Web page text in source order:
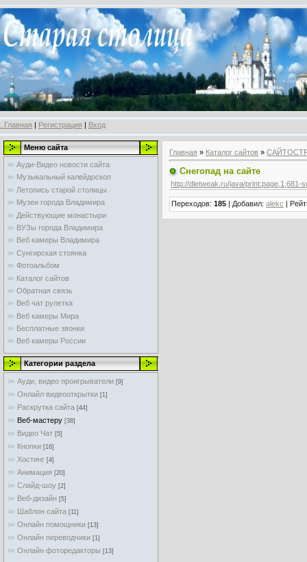
..Главная | Регистрация | Вход
Меню сайта
Ауди-Видео новости сайта
Музыкальный калейдоскоп
Летопись старой столицы
Музеи города Владимира
Действующие монастыри
ВУЗы города Владимира
Веб камеры Владимира
Сунгирская стоянка
Фотоальбом
Каталог сайтов
Обратная связь
Веб чат рулетка
Веб камеры Мира
Бесплатные звонки
Веб камеры России
Категории раздела
Ауди, видео проигрыватели [9]
Онлайл видеооткрытки [1]
Раскрутка сайта [44]
Веб-мастеру [38]
Видео Чат [5]
Кнопки [16]
Хостинг [4]
Анимация [20]
Слайд-шоу [2]
Веб-дизайн [5]
Шаблон сайта [11]
Онлайн помощники [13]
Онлайн переводчики [1]
Онлайн фоторедакторы [13]
Главная » Каталог сайтов »
Снегопад на сайте
http://dletweak.ru/java/print:page,1,681-
Переходов: 185 | Добавил: alekc |